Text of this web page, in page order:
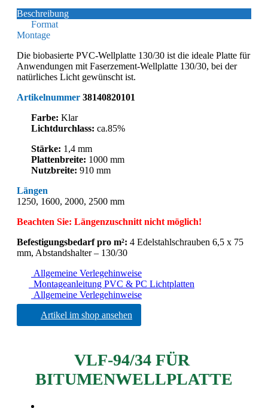
Beschreibung
Format
Montage
Die biobasierte PVC-Wellplatte 130/30 ist die ideale Platte für
Anwendungen mit Faserzement-Wellplatte 130/30, bei der
natürliches Licht gewünscht ist.
Artikelnummer 38140820101
Farbe: Klar
Lichtdurchlass: ca.85%
Stärke: 1,4 mm
Plattenbreite: 1000 mm
Nutzbreite: 910 mm
Längen
1250, 1600, 2000, 2500 mm
Beachten Sie: Längenzuschnitt nicht möglich!
Befestigungsbedarf pro m²: 4 Edelstahlschrauben 6,5 x 75
mm, Abstandshalter – 130/30
Allgemeine Verlegehinweise
Montageanleitung PVC & PC Lichtplatten
Allgemeine Verlegehinweise
Artikel im shop ansehen
VLF-94/34 FÜR
BITUMENWELLPLATTE